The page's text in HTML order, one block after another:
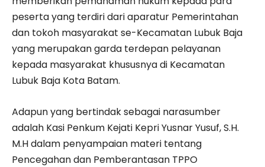
peserta yang terdiri dari aparatur Pemerintahan
dan tokoh masyarakat se-Kecamatan Lubuk Baja
yang merupakan garda terdepan pelayanan
kepada masyarakat khususnya di Kecamatan
Lubuk Baja Kota Batam.
Adapun yang bertindak sebagai narasumber
adalah Kasi Penkum Kejati Kepri Yusnar Yusuf, S.H.
M.H dalam penyampaian materi tentang
Pencegahan dan Pemberantasan TPPO